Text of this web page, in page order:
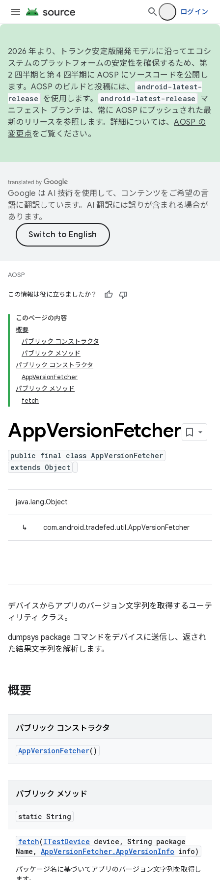
ログイン
2026 年より、トランク安定版開発モデルに沿ってエコシ
ステムのプラットフォームの安定性を確保するため、第
2 四半期と第 4 四半期に AOSP にソースコードを公開し
ます。AOSP のビルドと投稿には、
android-latest-
release
を使用します。 android-latest-release
マ
ニフェスト ブランチは、常に AOSP にプッシュされた最
新のリリースを参照します。詳細については、AOSP の
変更点をご覧ください。
Google は AI 技術を使用して、コンテンツをご希望の言
語に翻訳しています。AI 翻訳には誤りが含まれる場合が
あります。
AOSP
この情報は役に立ちましたか？
このページの内容
概要
パブリック コンストラクタ
パブリック メソッド
パブリック コンストラクタ
AppVersionFetcher
パブリック メソッド
fetch
AppVersionFetcher
public final class AppVersionFetcher
extends Object
java.lang.Object
↳ com.android.tradefed.util.AppVersionFetcher
デバイスからアプリのバージョン文字列を取得するユーテ
ィリティ クラス。
dumpsys package コマンドをデバイスに送信し、返され
た結果文字列を解析します。
概要
パブリック コンストラクタ
AppVersionFetcher()
パブリック メソッド
static String
fetch(ITestDevice device , String package
Name , AppVersionFetcher.AppVersionInfo info)
パッケージ名に基づいてアプリのバージョン文字列を取得し